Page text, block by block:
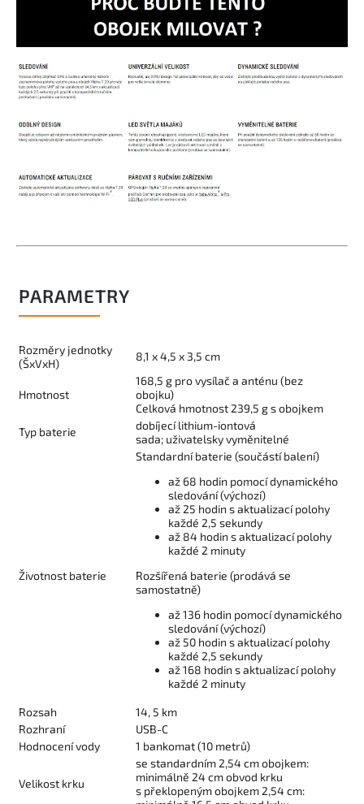
PARAMETRY
Rozměry jednotky
(ŠxVxH)
8,1 x 4,5 x 3,5 cm
Hmotnost
168,5 g pro vysílač a anténu (bez
obojku)
Celková hmotnost 239,5 g s obojkem
Typ baterie
dobíjecí lithium-iontová
sada; uživatelsky vyměnitelné
Životnost baterie
Standardní baterie (součástí balení)
až 68 hodin pomocí dynamického
sledování (výchozí)
až 25 hodin s aktualizací polohy
každé 2,5 sekundy
až 84 hodin s aktualizací polohy
každé 2 minuty
Rozšířená baterie (prodává se
samostatně)
až 136 hodin pomocí dynamického
sledování (výchozí)
až 50 hodin s aktualizací polohy
každé 2,5 sekundy
až 168 hodin s aktualizací polohy
každé 2 minuty
Rozsah
14, 5 km
Rozhraní
USB-C
Hodnocení vody
1 bankomat (10 metrů)
Velikost krku
se standardním 2,54 cm obojkem:
minimálně 24 cm obvod krku
s překlopeným obojkem 2,54 cm: